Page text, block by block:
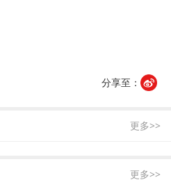
分享至：
更多>>
更多>>